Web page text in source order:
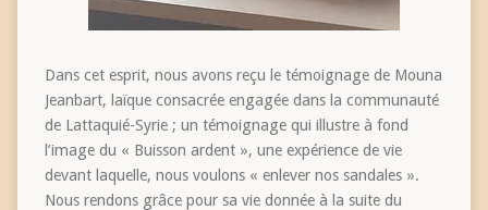
Dans cet esprit, nous avons reçu le témoignage de Mouna
Jeanbart, laïque consacrée engagée dans la communauté
de Lattaquié-Syrie ; un témoignage qui illustre à fond
l’image du « Buisson ardent », une expérience de vie
devant laquelle, nous voulons « enlever nos sandales ».
Nous rendons grâce pour sa vie donnée à la suite du